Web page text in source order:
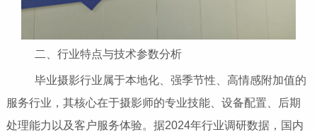
二、行业特点与技术参数分析
毕业摄影行业属于本地化、强季节性、高情感附加值的
服务行业，其核心在于摄影师的专业技能、设备配置、后期
处理能力以及客户服务体验。据2024年行业调研数据，国内